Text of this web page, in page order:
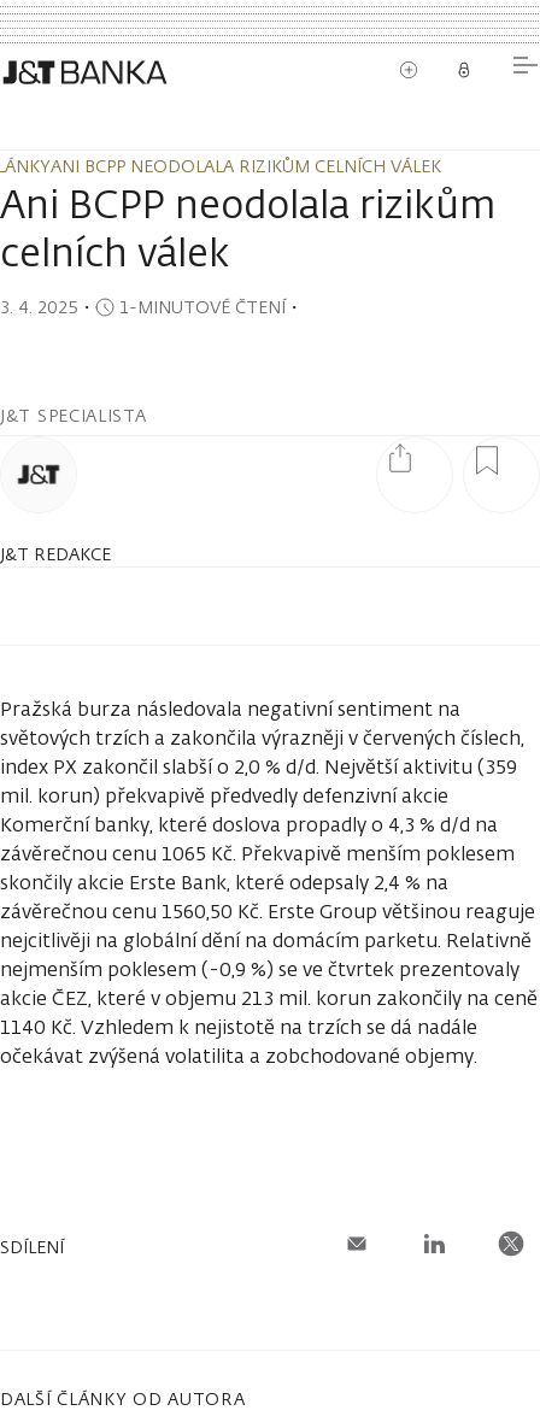
ANI BCPP NEODOLALA RIZIKŮM CELNÍCH VÁLEK
ANI BCPP NEODOLALA RIZIKŮM CELNÍCH VÁLEK
Ani BCPP neodolala rizikům
celních válek
3. 4. 2025 ・ 1-MINUTOVÉ ČTENÍ・
J&T SPECIALISTA
J&T REDAKCE
Pražská burza následovala negativní sentiment na
světových trzích a zakončila výrazněji v červených číslech,
index PX zakončil slabší o 2,0 % d/d. Největší aktivitu (359
mil. korun) překvapivě předvedly defenzivní akcie
Komerční banky, které doslova propadly o 4,3 % d/d na
závěrečnou cenu 1065 Kč. Překvapivě menším poklesem
skončily akcie Erste Bank, které odepsaly 2,4 % na
závěrečnou cenu 1560,50 Kč. Erste Group většinou reaguje
nejcitlivěji na globální dění na domácím parketu. Relativně
nejmenším poklesem (-0,9 %) se ve čtvrtek prezentovaly
akcie ČEZ, které v objemu 213 mil. korun zakončily na ceně
1140 Kč. Vzhledem k nejistotě na trzích se dá nadále
očekávat zvýšená volatilita a zobchodované objemy.
SDÍLENÍ
DALŠÍ ČLÁNKY OD AUTORA